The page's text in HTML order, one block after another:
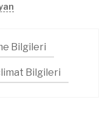
Bilgileri
Bilgileri